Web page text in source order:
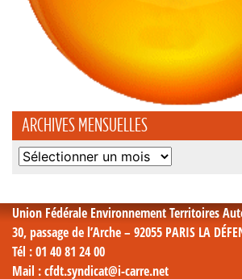
ARCHIVES MENSUELLES
Archives
Union Fédérale Environnement Territoires
30, passage de l’Arche – 92055 PARIS LA
Tél : 01 40 81 24 00
Mail : cfdt.syndicat@i-carre.net